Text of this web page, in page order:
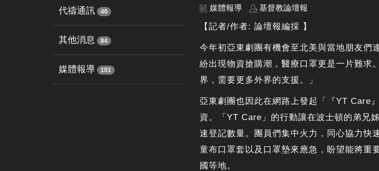
代禱通訊 40
其他消息 84
媒體報導 101
媒體報導 基督教論壇報
【記者/作者: 論壇報編採 】
今年初亞東劇團有機會至北美與當地朋友們
紛出現物資搶購潮，醫療口罩更是一片難求
界，需要更多外界的支援。」
亞東劇團也因此在網路上發起「『YT Care
資。「YT Care」的行動讓在波士頓的弟兄
速登記數量。團員們集中火力，同心協力快
童布口罩套以及口罩墊來應急，盼望能將重
國等地。